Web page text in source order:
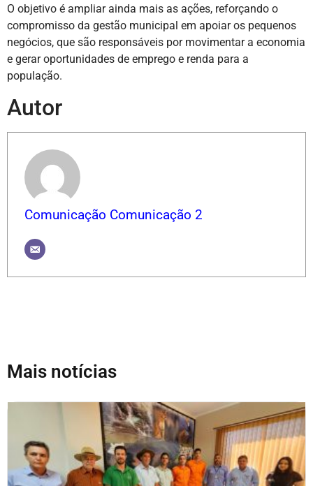
O objetivo é ampliar ainda mais as ações, reforçando o
compromisso da gestão municipal em apoiar os pequenos
negócios, que são responsáveis por movimentar a economia
e gerar oportunidades de emprego e renda para a
população.
Autor
Comunicação Comunicação 2
Mais notícias